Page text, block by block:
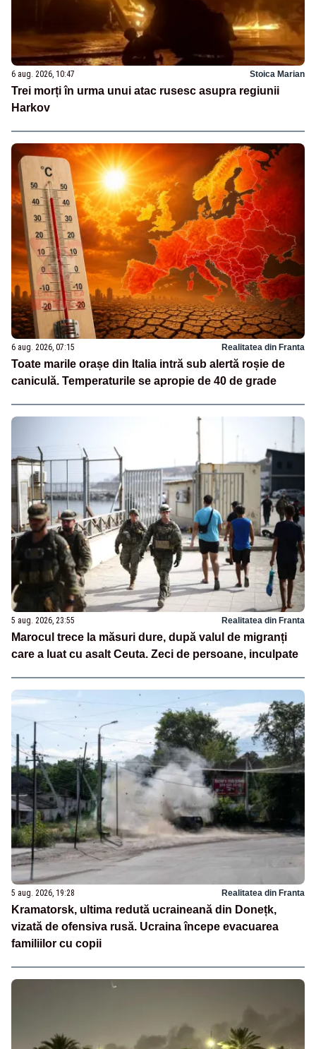
6 aug. 2026, 10:47 Stoica Marian
Trei morți în urma unui atac rusesc asupra regiunii
Harkov
6 aug. 2026, 07:15 Realitatea din Franta
Toate marile orașe din Italia intră sub alertă roșie de
caniculă. Temperaturile se apropie de 40 de grade
5 aug. 2026, 23:55 Realitatea din Franta
Marocul trece la măsuri dure, după valul de migranți
care a luat cu asalt Ceuta. Zeci de persoane, inculpate
5 aug. 2026, 19:28 Realitatea din Franta
Kramatorsk, ultima redută ucraineană din Donețk,
vizată de ofensiva rusă. Ucraina începe evacuarea
familiilor cu copii